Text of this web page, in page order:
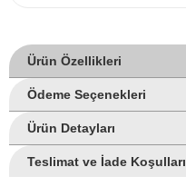
Ürün Özellikleri
Ödeme Seçenekleri
Ürün Detayları
Teslimat ve İade Koşulları